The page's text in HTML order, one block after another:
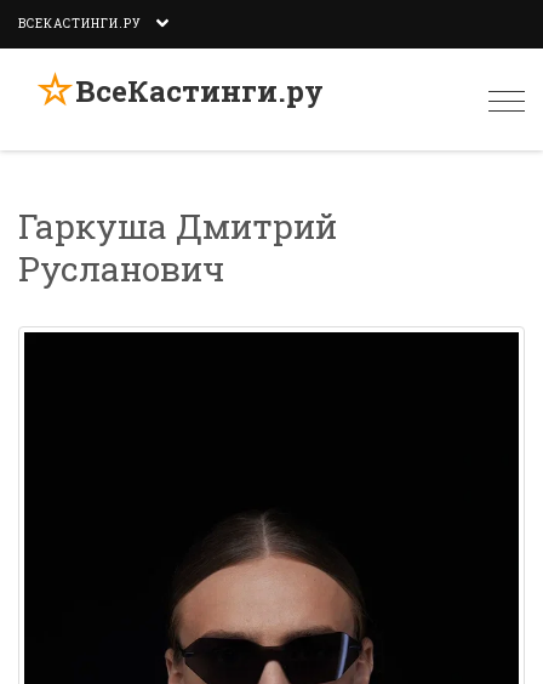
ВСЕКАСТИНГИ.РУ
☆ВсеКастинги.ру
Гаркуша Дмитрий
Русланович